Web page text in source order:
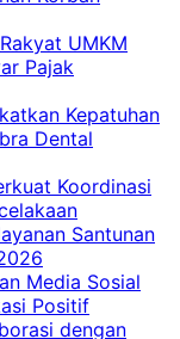
UMKM
Pajak
Kepatuhan
Dental
Koordinasi
Santunan
Media Sosial
Positif
dengan